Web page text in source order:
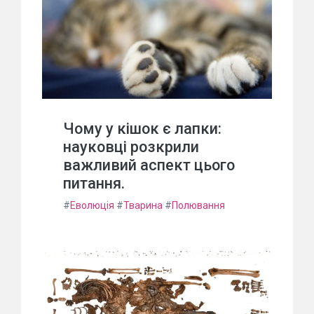
Чому у кішок є лапки:
науковці розкрили
важливий аспект цього
питання.
#Еволюція #Тварина #Полювання